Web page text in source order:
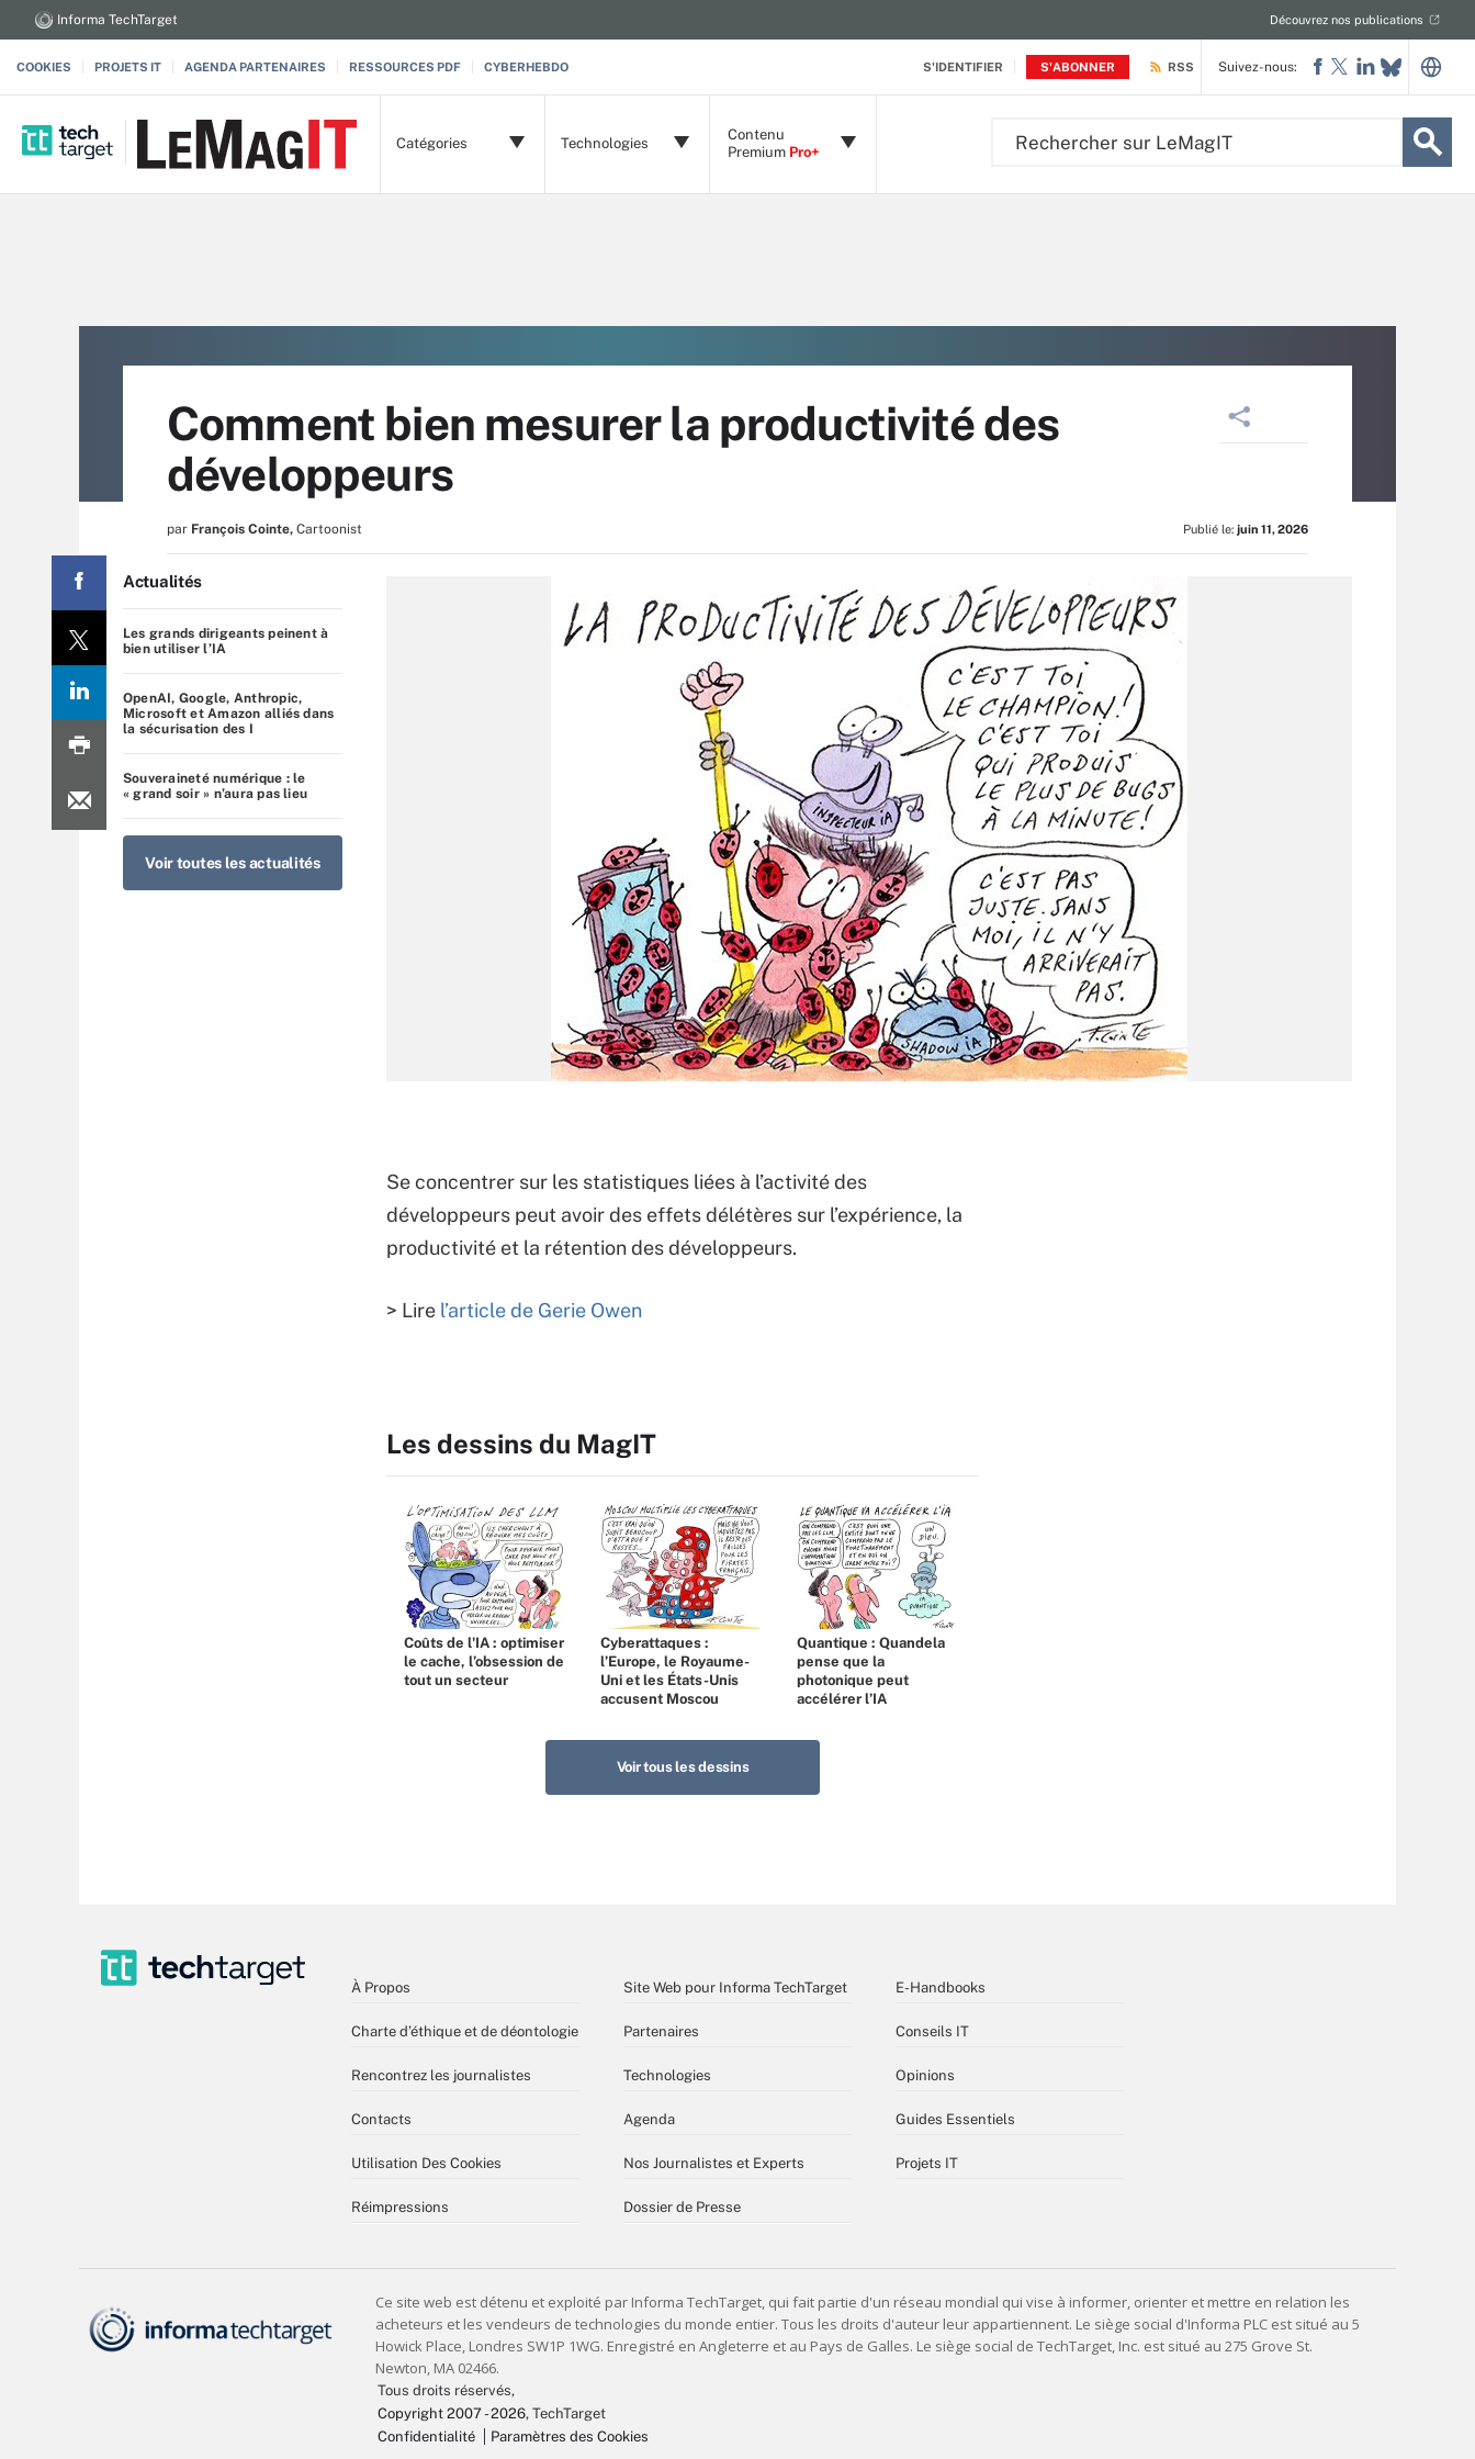
S'IDENTIFIER S'ABONNER
Informa TechTarget Découvrez nos publications
COOKIES PROJETS IT AGENDA PARTENAIRES RESSOURCES PDF CYBERHEBDO RSS
Catégories Technologies
Contenu
Premium Pro+
Suivez-nous:
Comment bien mesurer la productivité des
développeurs
par François Cointe, Cartoonist Publié le: juin 11, 2026
Actualités
Les grands dirigeants peinent à
bien utiliser l’IA
OpenAI, Google, Anthropic,
Microsoft et Amazon alliés dans
la sécurisation des I
Souveraineté numérique : le
« grand soir » n’aura pas lieu
Voir toutes les actualités
Se concentrer sur les statistiques liées à l’activité des
développeurs peut avoir des effets délétères sur l’expérience, la
productivité et la rétention des développeurs.
> Lire l’article de Gerie Owen
Les dessins du MagIT
Coûts de l'IA : optimiser
le cache, l’obsession de
tout un secteur
Cyberattaques :
l’Europe, le Royaume-
Uni et les États-Unis
accusent Moscou
Quantique : Quandela
pense que la
photonique peut
accélérer l’IA
Voir tous les dessins
À Propos
Charte d’éthique et de déontologie
Rencontrez les journalistes
Contacts
Utilisation Des Cookies
Réimpressions
Site Web pour Informa TechTarget
Partenaires
Technologies
Agenda
Nos Journalistes et Experts
Dossier de Presse
E-Handbooks
Conseils IT
Opinions
Guides Essentiels
Projets IT
Tous droits réservés,
Copyright 2007 - 2026, TechTarget
Confidentialité
Paramètres des Cookies